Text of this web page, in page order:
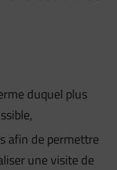
duquel plus
afin de permettre
une visite de